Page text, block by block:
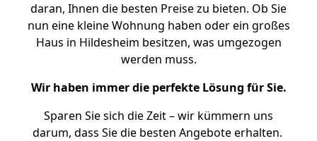
daran, Ihnen die besten Preise zu bieten. Ob Sie
nun eine kleine Wohnung haben oder ein großes
Haus in Hildesheim besitzen, was umgezogen
werden muss.
Wir haben immer die perfekte Lösung für Sie.
Sparen Sie sich die Zeit – wir kümmern uns
darum, dass Sie die besten Angebote erhalten.